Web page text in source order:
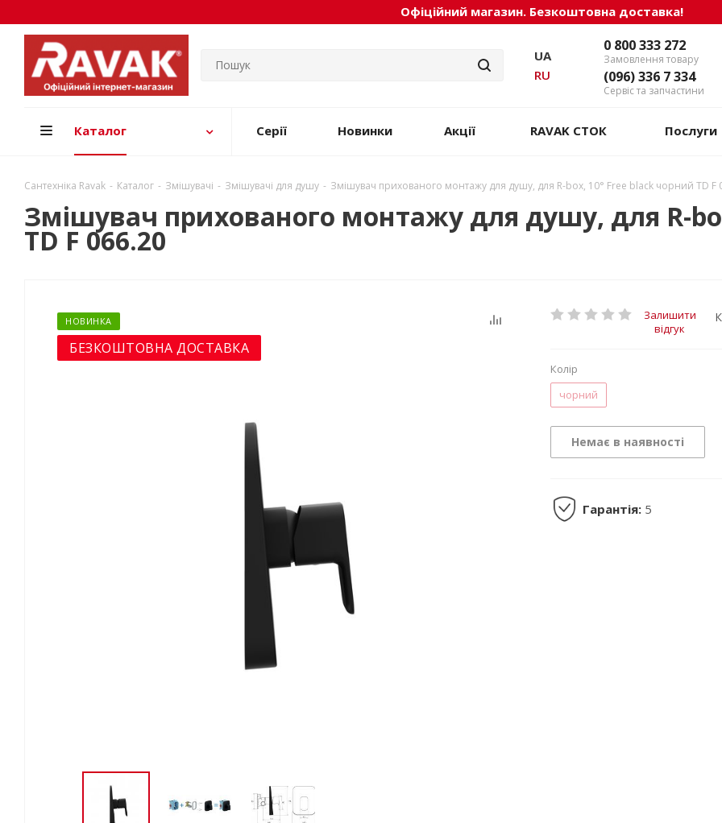
Офіційний магазин. Безкоштовна доставка!
0 800 333 272
Замовлення товару
(096) 336 7 334
Сервіс та запчастини
UA
RU
Каталог Серії Новинки Акції RAVAK СТОК Послуги
Сантехніка Ravak - Каталог - Змішувачі - Змішувачі для душу - Змішувач прихованого монтажу для душу, для R-box, 10° Free black чорний TD F
Змішувач прихованого монтажу для душу, для R-
TD F 066.20
НОВИНКА
БЕЗКОШТОВНА ДОСТАВКА
Залишити
відгук
Колір
чорний
Немає в наявності
Гарантія: 5